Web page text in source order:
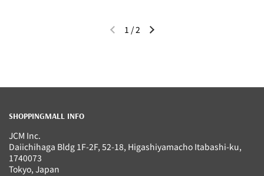
이전 슬라이드다음 슬라이드
1 /2
SHOPPINGMALL INFO
JCM Inc.
Daiichihaga Bldg 1F-2F, 52-18, Higashiyamacho Itabashi-ku,
1740073
Tokyo, Japan